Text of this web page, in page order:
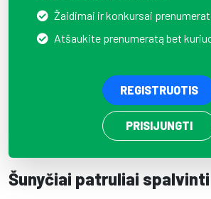
Žaidimai ir konkursai
Atšaukite prenumeratą bet
REGISTRUOTIS
PRISIJUNGTI
Šunyčiai patruliai spalvinti